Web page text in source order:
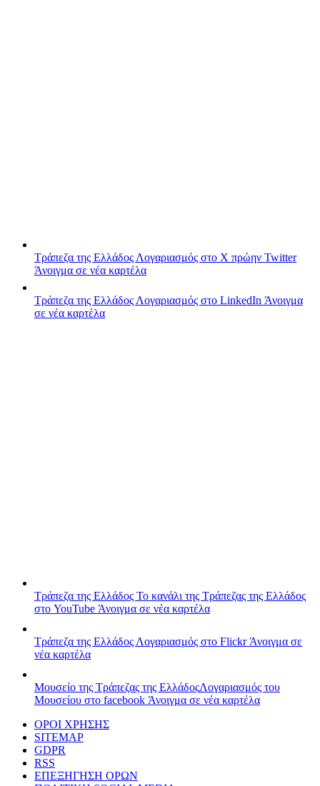
Τράπεζα της Ελλάδος Λογαριασμός στο X πρώην Twitter
Άνοιγμα σε νέα καρτέλα
Τράπεζα της Ελλάδος Λογαριασμός στο LinkedIn Άνοιγμα
σε νέα καρτέλα
Τράπεζα της Ελλάδος Το κανάλι της Τράπεζας της Ελλάδος
στο YouTube Άνοιγμα σε νέα καρτέλα
Τράπεζα της Ελλάδος Λογαριασμός στο FlickrΆνοιγμα σε
νέα καρτέλα
Μουσείο της Τράπεζας της ΕλλάδοςΛογαριασμός του
Μουσείου στο facebook Άνοιγμα σε νέα καρτέλα
ΟΡΟΙ ΧΡΗΣΗΣ
SITEMAP
GDPR
RSS
ΕΠΕΞΗΓΗΣΗ ΟΡΩΝ